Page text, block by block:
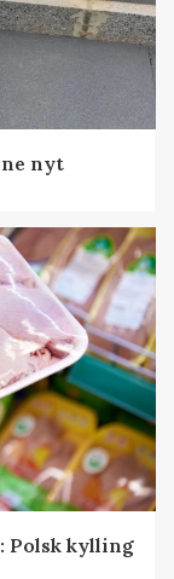
nyt
Polsk kylling